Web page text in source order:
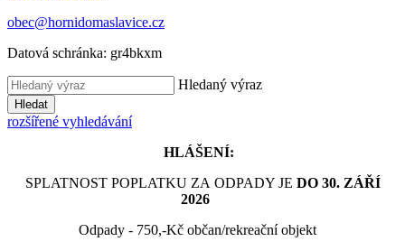
obec@hornidomaslavice.cz
Datová schránka: gr4bkxm
Hledaný výraz
Hledat
rozšířené vyhledávání
HLÁŠENÍ:
SPLATNOST POPLATKU ZA ODPADY JE DO 30. ZÁŘÍ
2026
Odpady - 750,-Kč občan/rekreační objekt